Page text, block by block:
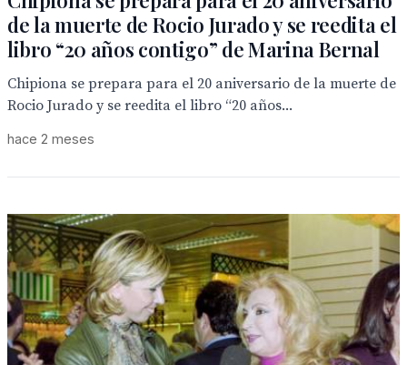
de la muerte de Rocio Jurado y se reedita el
libro “20 años contigo” de Marina Bernal
Chipiona se prepara para el 20 aniversario de la muerte de
Rocio Jurado y se reedita el libro “20 años...
hace 2 meses